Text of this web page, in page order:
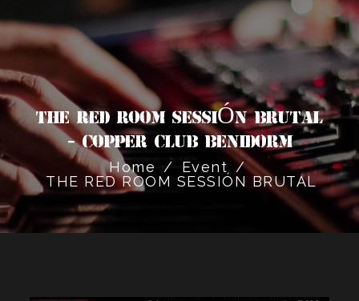
THE RED ROOM SESSIÓN BRUTAL
- Copper Club Benidorm
Home / Event /
THE RED ROOM SESSIÓN BRUTAL